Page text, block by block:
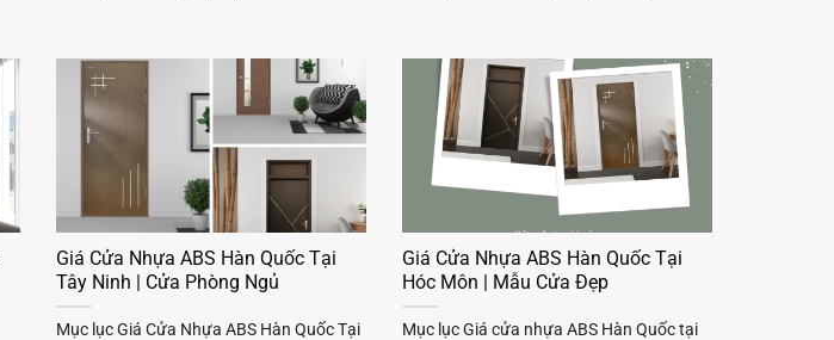
Giá Cửa Nhựa ABS Hàn Quốc Tại
Tây Ninh | Cửa Phòng Ngủ
Mục lục Giá Cửa Nhựa ABS Hàn Quốc Tại
Giá Cửa Nhựa ABS Hàn Quốc Tại
Hóc Môn | Mẫu Cửa Đẹp
Mục lục Giá cửa nhựa ABS Hàn Quốc tại